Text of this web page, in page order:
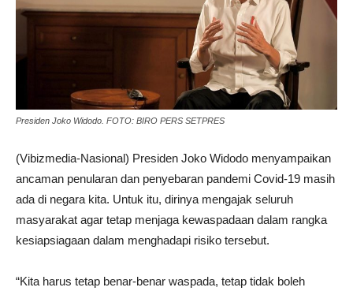
Presiden Joko Widodo. FOTO: BIRO PERS SETPRES
(Vibizmedia-Nasional) Presiden Joko Widodo menyampaikan
ancaman penularan dan penyebaran pandemi Covid-19 masih
ada di negara kita. Untuk itu, dirinya mengajak seluruh
masyarakat agar tetap menjaga kewaspadaan dalam rangka
kesiapsiagaan dalam menghadapi risiko tersebut.
“Kita harus tetap benar-benar waspada, tetap tidak boleh